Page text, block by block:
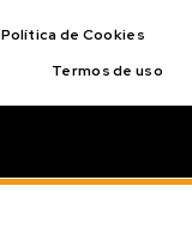
Política de Cookies
Termos de uso